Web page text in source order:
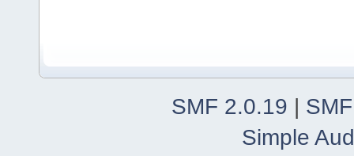
SMF 2.0.19
Simple